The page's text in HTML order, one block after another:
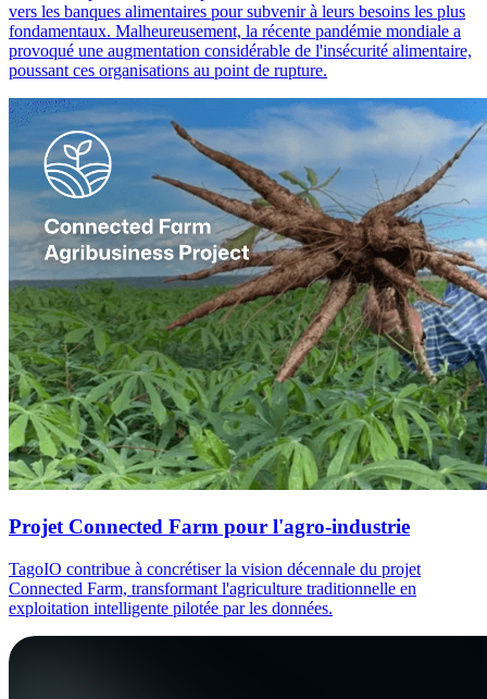
vers les banques alimentaires pour subvenir à leurs besoins les plus
fondamentaux. Malheureusement, la récente pandémie mondiale a
provoqué une augmentation considérable de l'insécurité alimentaire,
poussant ces organisations au point de rupture.
Projet Connected Farm pour l'agro-industrie
TagoIO contribue à concrétiser la vision décennale du projet
Connected Farm, transformant l'agriculture traditionnelle en
exploitation intelligente pilotée par les données.